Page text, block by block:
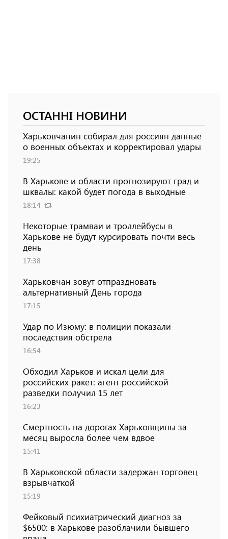
ОСТАННІ НОВИНИ
Харьковчанин собирал для россиян данные
о военных объектах и ​​корректировал удары
19:25
В Харькове и области прогнозируют град и
шквалы: какой будет погода в выходные
18:14
Некоторые трамваи и троллейбусы в
Харькове не будут курсировать почти весь
день
17:38
Харьковчан зовут отпраздновать
альтернативный День города
17:15
Удар по Изюму: в полиции показали
последствия обстрела
16:54
Обходил Харьков и искал цели для
российских ракет: агент российской
разведки получил 15 лет
16:23
Смертность на дорогах Харьковщины за
месяц выросла более чем вдвое
15:41
В Харьковской области задержан торговец
взрывчаткой
15:19
Фейковый психиатрический диагноз за
$6500: в Харькове разоблачили бывшего